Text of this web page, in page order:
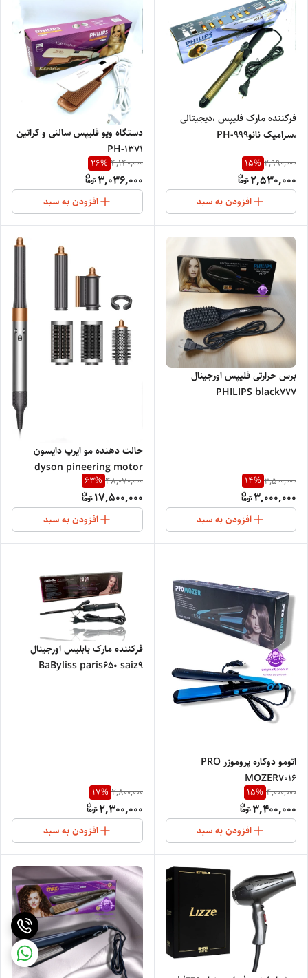
فرکننده مارک فلیپس ،دیجیتالی
،سرامیک نانوPH-999
2,990,000
15%
2,530,000
افزودن به سبد
دستگاه ویو فلیپس سالنی و کراتین
PH-1371
4,140,000
26%
3,036,000
افزودن به سبد
برس حرارتی فلیپس اورجینال
PHILIPS black۷۷۷
3,500,000
14%
3,000,000
افزودن به سبد
حالت دهنده مو ایرپ دایسون
dyson pineering motor
technology HS05
48,070,000
63%
17,500,000
افزودن به سبد
اتومو دوکاره پروموزر PRO
MOZER7016
4,000,000
15%
3,400,000
افزودن به سبد
فرکننده مارک بابلیس اورجینال
BaByliss paris650 saiz9
2,800,000
17%
2,300,000
افزودن به سبد